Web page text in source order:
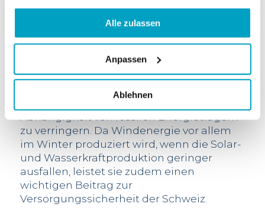
Alle zulassen
Anpassen
Ablehnen
Strategische Bedeutung
Mit seinem Entscheid unterstreicht das
Kantonsgericht die strategische
Bedeutung des Projekts Grandsonnaz, das
die Klima- und Energieziele des Kantons
Waadt und des Bundes unterstützt. Die
lokale, erneuerbare und CO₂-arme
Stromproduktion wird dazu beitragen, die
zu verringern. Da Windenergie vor allem
im Winter produziert wird, wenn die Solar-
und Wasserkraftproduktion geringer
ausfallen, leistet sie zudem einen
wichtigen Beitrag zur
Versorgungssicherheit der Schweiz.